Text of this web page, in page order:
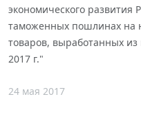
экономического развития
таможенных пошлинах на
товаров, выработанных
2017 г."
24 мая 2017